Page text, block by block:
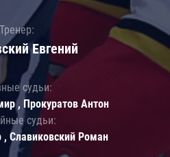
Тренер:
Евгений
судьи:
, Прокуратов Антон
судьи:
, Славиковский Роман